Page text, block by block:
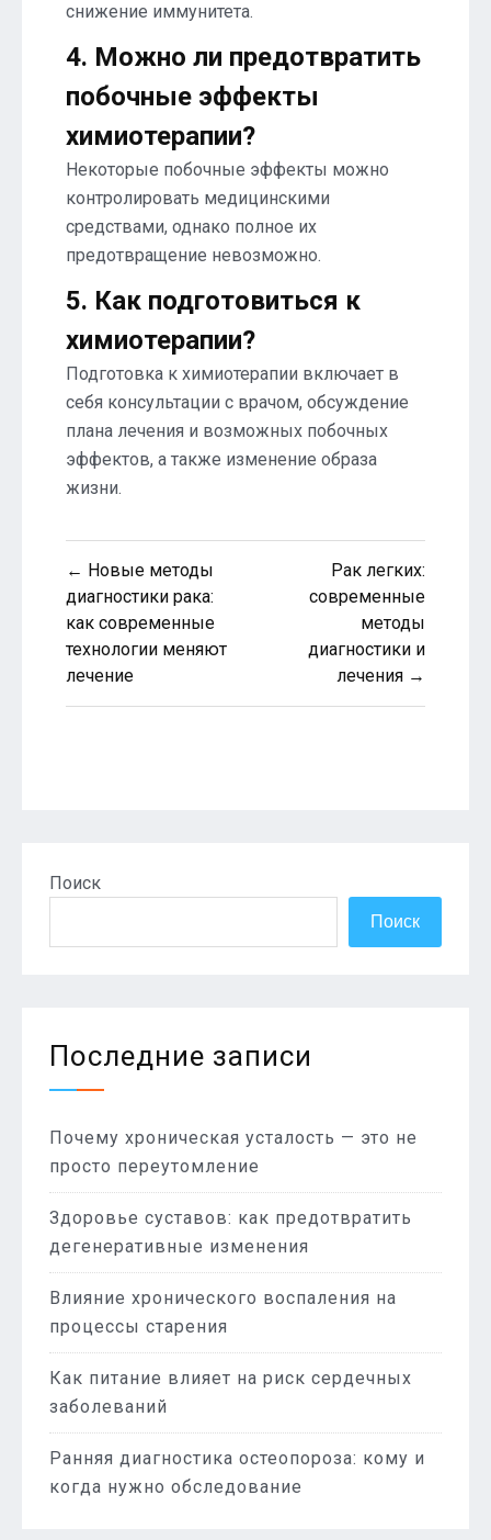
снижение иммунитета.
4. Можно ли предотвратить
побочные эффекты
химиотерапии?
Некоторые побочные эффекты можно
контролировать медицинскими
средствами, однако полное их
предотвращение невозможно.
5. Как подготовиться к
химиотерапии?
Подготовка к химиотерапии включает в
себя консультации с врачом, обсуждение
плана лечения и возможных побочных
эффектов, а также изменение образа
жизни.
Навигация
по
записям
← Новые методы
диагностики рака:
как современные
технологии меняют
лечение
Рак легких:
современные
методы
диагностики и
лечения →
Поиск
Поиск
Последние записи
Почему хроническая усталость — это не
просто переутомление
Здоровье суставов: как предотвратить
дегенеративные изменения
Влияние хронического воспаления на
процессы старения
Как питание влияет на риск сердечных
заболеваний
Ранняя диагностика остеопороза: кому и
когда нужно обследование